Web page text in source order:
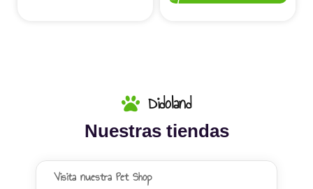
Didoland
Nuestras tiendas
Visita nuestra Pet Shop